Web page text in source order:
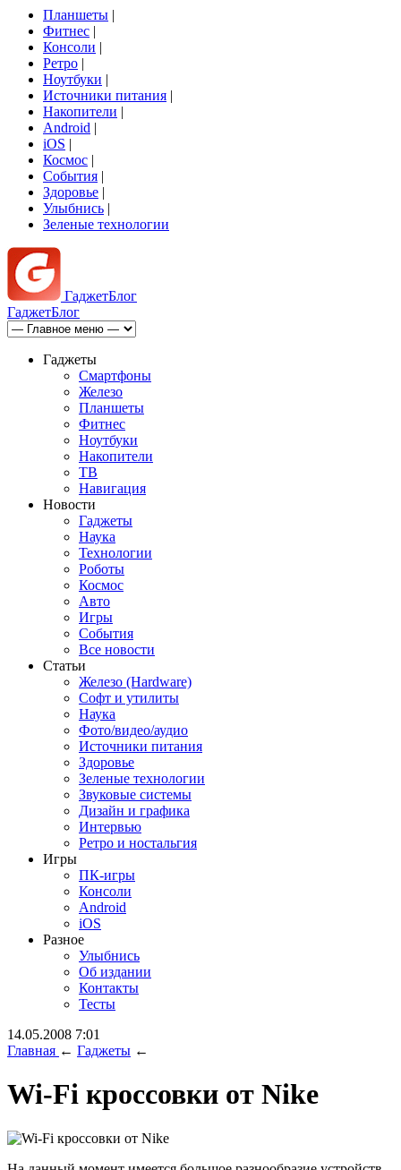
Планшеты |
Фитнес |
Консоли |
Ретро |
Ноутбуки |
Источники питания |
Накопители |
Android |
iOS |
Космос |
События |
Здоровье |
Улыбнись |
Зеленые технологии
ГаджетБлог
ГаджетБлог
Гаджеты
Смартфоны
Железо
Планшеты
Фитнес
Ноутбуки
Накопители
ТВ
Навигация
Новости
Гаджеты
Наука
Технологии
Роботы
Космос
Авто
Игры
События
Все новости
Статьи
Железо (Hardware)
Софт и утилиты
Наука
Фото/видео/аудио
Источники питания
Здоровье
Зеленые технологии
Звуковые системы
Дизайн и графика
Интервью
Ретро и ностальгия
Игры
ПК-игры
Консоли
Android
iOS
Разное
Улыбнись
Об издании
Контакты
Тесты
14.05.2008 7:01
Главная ← Гаджеты ←
Wi-Fi кроссовки от Nike